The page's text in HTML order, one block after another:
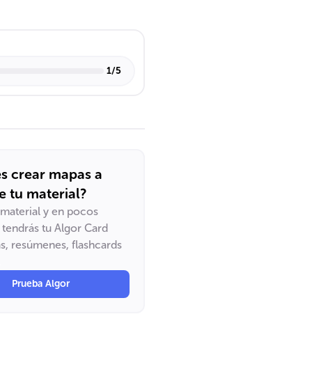
1/5
crear mapas a
tu material?
y en pocos
tu Algor Card
resúmenes, flashcards
Prueba Algor